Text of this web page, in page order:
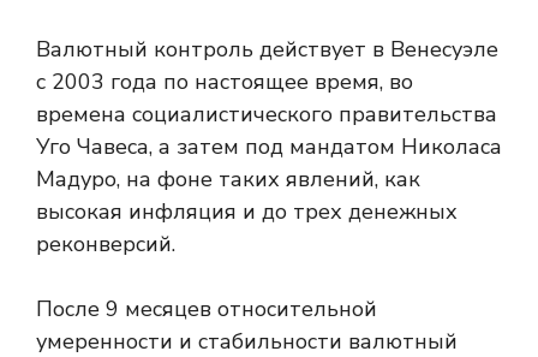
Валютный контроль действует в Венесуэле
с 2003 года по настоящее время, во
времена социалистического правительства
Уго Чавеса, а затем под мандатом Николаса
Мадуро, на фоне таких явлений, как
высокая инфляция и до трех денежных
реконверсий.
После 9 месяцев относительной
умеренности и стабильности валютный